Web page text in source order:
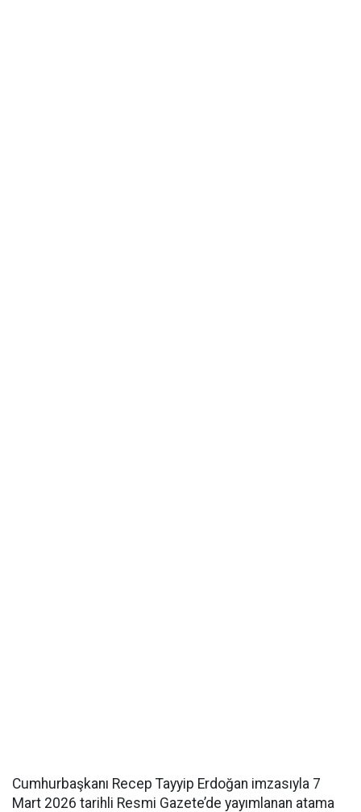
Cumhurbaşkanı Recep Tayyip Erdoğan imzasıyla 7
Mart 2026 tarihli Resmi Gazete’de yayımlanan atama